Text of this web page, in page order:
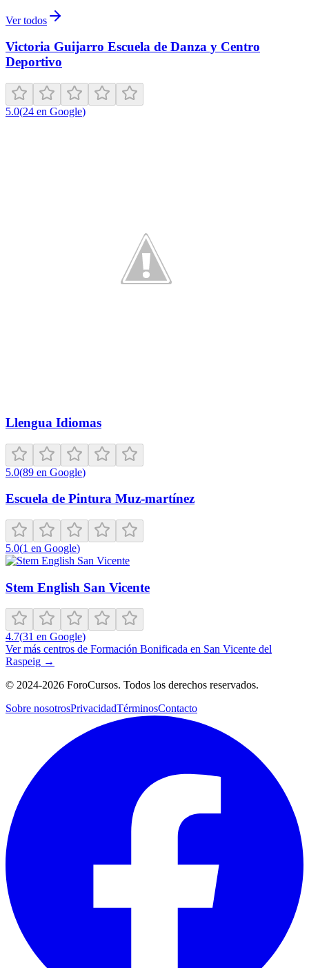
Ver todos
Victoria Guijarro Escuela de Danza y Centro
Deportivo
5.0(24 en Google)
Llengua Idiomas
5.0(89 en Google)
Escuela de Pintura Muz-martínez
5.0(1 en Google)
Stem English San Vicente
4.7(31 en Google)
Ver más centros de Formación Bonificada en San Vicente del
Raspeig →
© 2024-2026 ForoCursos. Todos los derechos reservados.
Sobre nosotrosPrivacidadTérminosContacto